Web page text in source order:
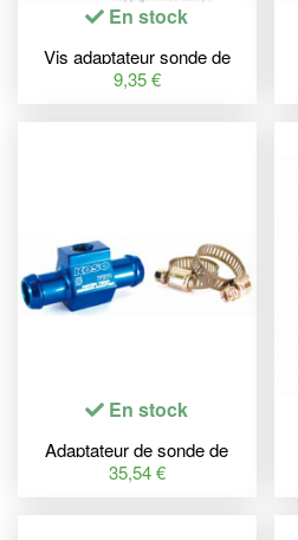
En stock
Vis adaptateur sonde de
température d'huile
9,35 €
En stock
Adaptateur de sonde de
température d'eau Koso
35,54 €